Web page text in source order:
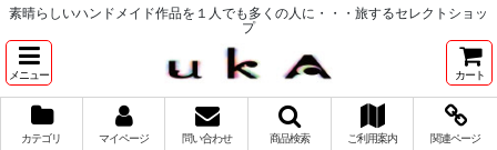
素晴らしいハンドメイド作品を１人でも多くの人に・・・旅するセレクトショッ
プ
メニュー カート
カテゴリ マイページ 問い合わせ 商品検索 ご利用案内 関連ページ